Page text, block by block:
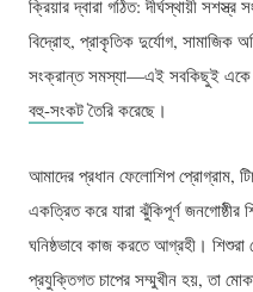
ক্রিয়ার দ্বারা গঠিত: দীর্ঘস্থায়ী
বিদ্রোহ, প্রাকৃতিক দুর্যোগ, সামাজিক
সংক্রান্ত সমস্যা—এই সবকিছুই একে
বহু-সংকটতৈরি করেছে।
আমাদের প্রধান ফেলোশিপ প্রোগ্রাম,
একত্রিত করে যারা ঝুঁকিপূর্ণ জনগোষ্ঠীর
ঘনিষ্ঠভাবে কাজ করতে আগ্রহী।
প্রযুক্তিগত চাপের সম্মুখীন হয়, তা